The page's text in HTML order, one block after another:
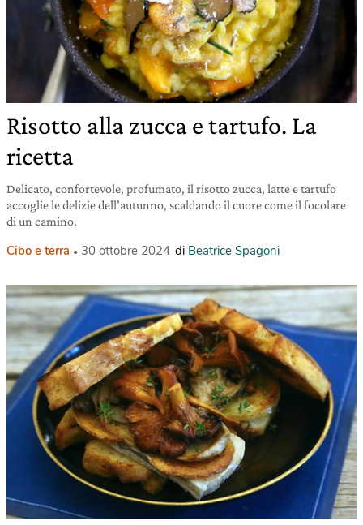
Risotto alla zucca e tartufo. La
ricetta
Delicato, confortevole, profumato, il risotto zucca, latte e tartufo
accoglie le delizie dell’autunno, scaldando il cuore come il focolare
di un camino.
Cibo e terra 30 ottobre 2024 di Beatrice Spagoni